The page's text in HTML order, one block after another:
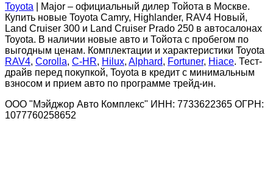
Toyota | Major – официальный дилер Тойота в Москве.
Купить новые Toyota Camry, Highlander, RAV4 Новый,
Land Cruiser 300 и Land Cruiser Prado 250 в автосалонах
Toyota. В наличии новые авто и Тойота с пробегом по
выгодным ценам. Комплектации и характеристики Toyota
RAV4, Corolla, C-HR, Hilux, Alphard, Fortuner, Hiace. Тест-
драйв перед покупкой, Toyota в кредит с минимальным
взносом и прием авто по программе трейд-ин.
ООО "Мэйджор Авто Комплекс" ИНН: 7733622365 ОГРН:
1077760258652